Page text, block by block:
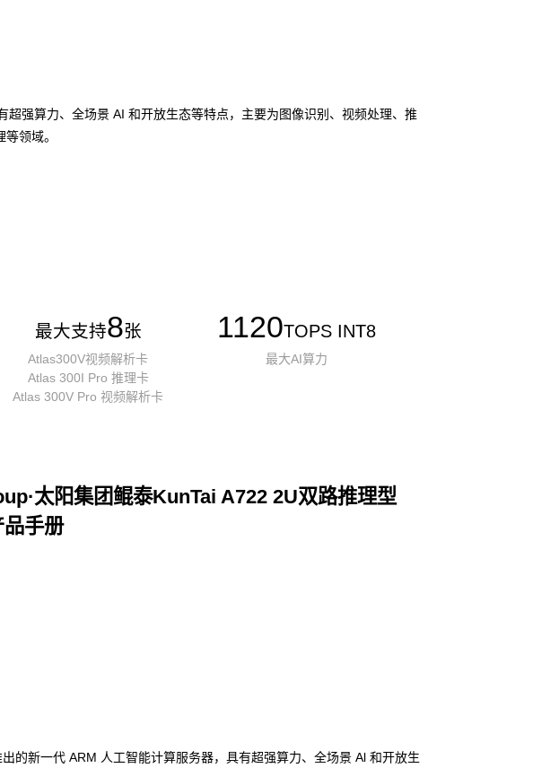
强算力、全场景 AI 和开放生态等特点，主要为图像识别、视频处理、推
领域。
最大支持8张
Atlas300V视频解析卡
Atlas 300I Pro 推理卡
Atlas 300V Pro 视频解析卡
1120TOPS INT8
最大AI算力
太阳集团鲲泰KunTai A722 2U双路推理型
手册
的新一代 ARM 人工智能计算服务器，具有超强算力、全场景 Al 和开放生